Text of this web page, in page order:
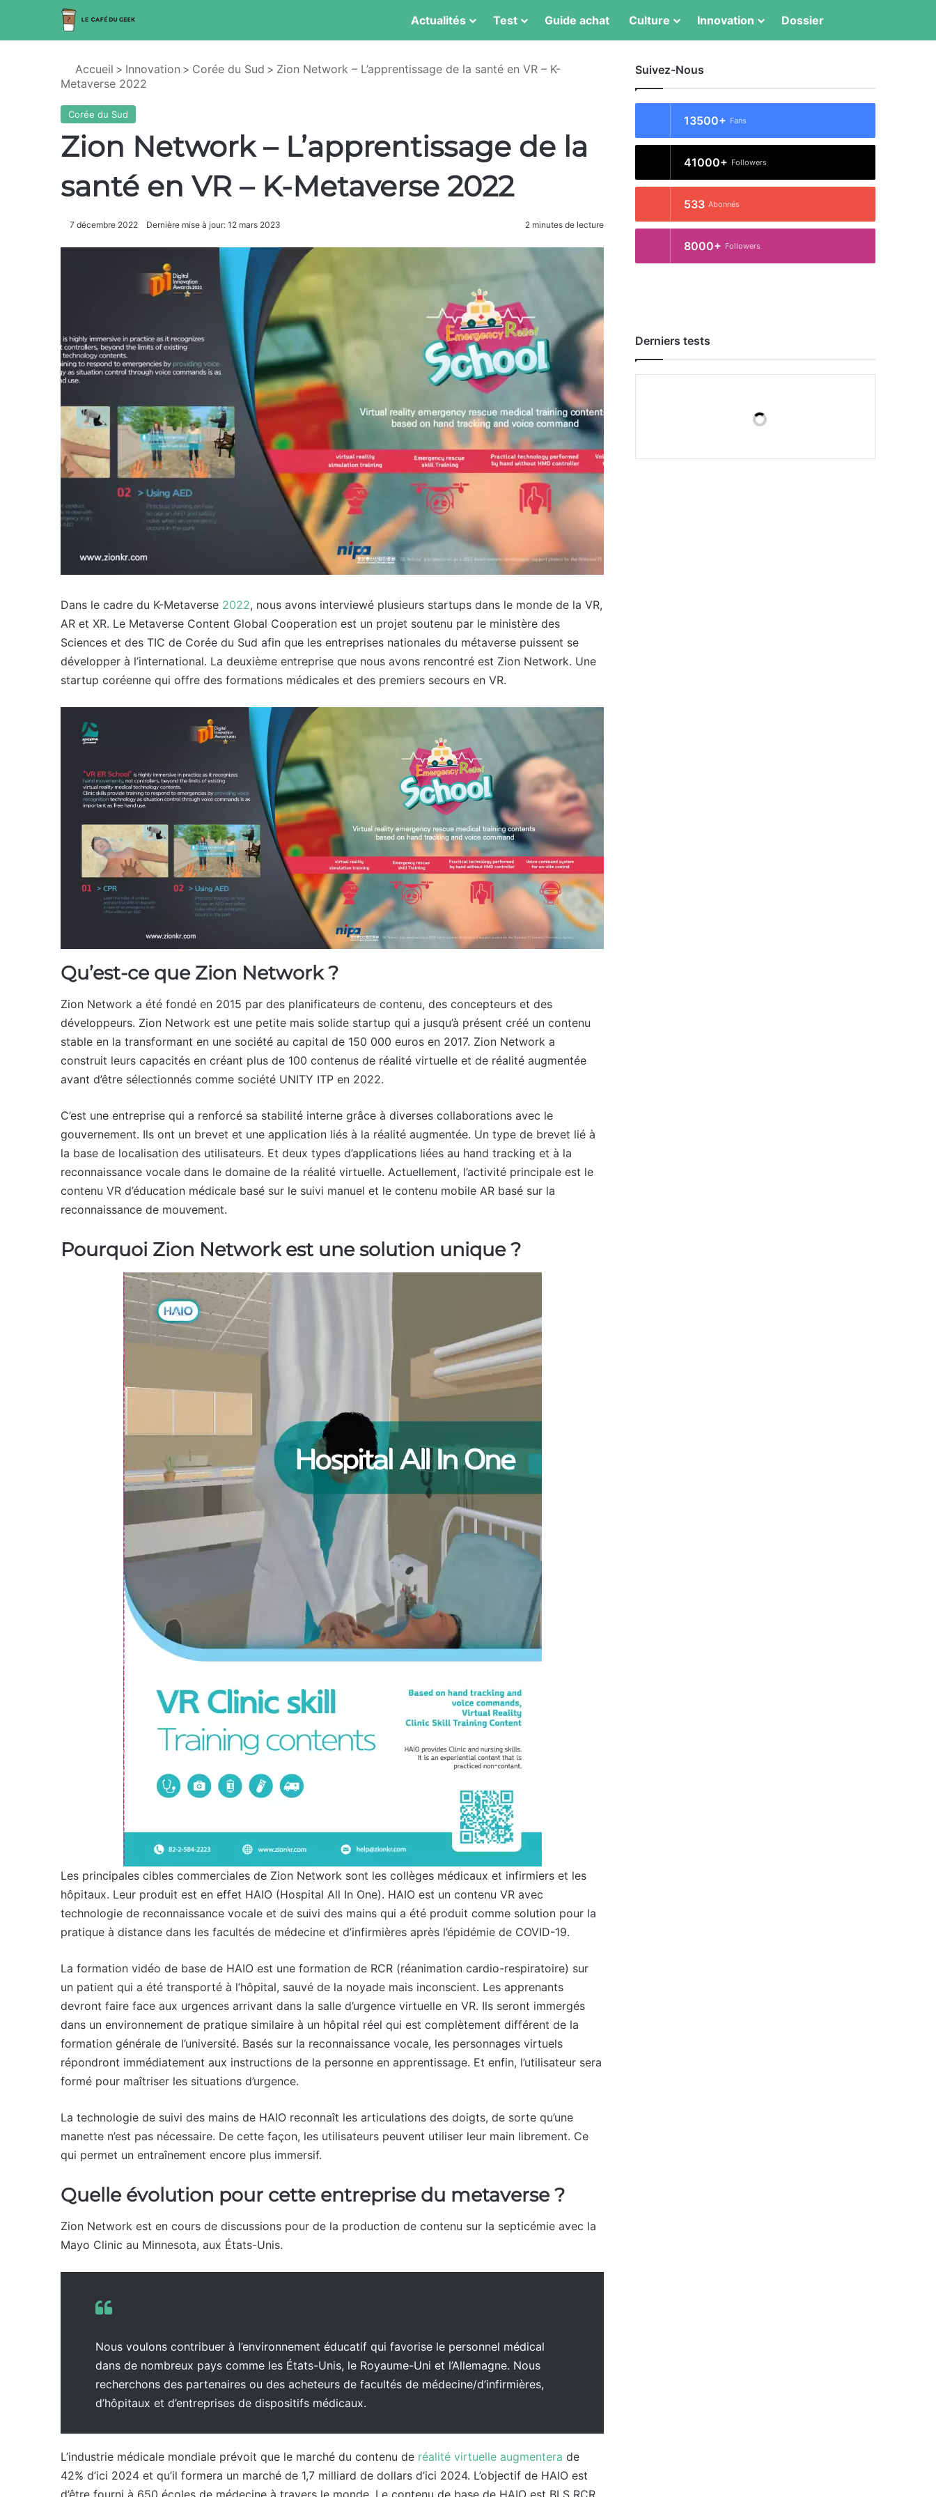
Actualités Test Guide achat Culture Innovation Dossier
Accueil > Innovation > Corée du Sud > Zion Network – L’apprentissage de la santé en VR – K-
Metaverse 2022
Corée du Sud
Zion Network – L’apprentissage de la
santé en VR – K-Metaverse 2022
7 décembre 2022 Dernière mise à jour: 12 mars 2023 2 minutes de lecture
Dans le cadre du K-Metaverse 2022, nous avons interviewé plusieurs startups dans le monde de la VR,
AR et XR. Le Metaverse Content Global Cooperation est un projet soutenu par le ministère des
Sciences et des TIC de Corée du Sud afin que les entreprises nationales du métaverse puissent se
développer à l’international. La deuxième entreprise que nous avons rencontré est Zion Network. Une
startup coréenne qui offre des formations médicales et des premiers secours en VR.
Qu’est-ce que Zion Network ?
Zion Network a été fondé en 2015 par des planificateurs de contenu, des concepteurs et des
développeurs. Zion Network est une petite mais solide startup qui a jusqu’à présent créé un contenu
stable en la transformant en une société au capital de 150 000 euros en 2017. Zion Network a
construit leurs capacités en créant plus de 100 contenus de réalité virtuelle et de réalité augmentée
avant d’être sélectionnés comme société UNITY ITP en 2022.
C’est une entreprise qui a renforcé sa stabilité interne grâce à diverses collaborations avec le
gouvernement. Ils ont un brevet et une application liés à la réalité augmentée. Un type de brevet lié à
la base de localisation des utilisateurs. Et deux types d’applications liées au hand tracking et à la
reconnaissance vocale dans le domaine de la réalité virtuelle. Actuellement, l’activité principale est le
contenu VR d’éducation médicale basé sur le suivi manuel et le contenu mobile AR basé sur la
reconnaissance de mouvement.
Pourquoi Zion Network est une solution unique ?
Les principales cibles commerciales de Zion Network sont les collèges médicaux et infirmiers et les
hôpitaux. Leur produit est en effet HAIO (Hospital All In One). HAIO est un contenu VR avec
technologie de reconnaissance vocale et de suivi des mains qui a été produit comme solution pour la
pratique à distance dans les facultés de médecine et d’infirmières après l’épidémie de COVID-19.
La formation vidéo de base de HAIO est une formation de RCR (réanimation cardio-respiratoire) sur
un patient qui a été transporté à l’hôpital, sauvé de la noyade mais inconscient. Les apprenants
devront faire face aux urgences arrivant dans la salle d’urgence virtuelle en VR. Ils seront immergés
dans un environnement de pratique similaire à un hôpital réel qui est complètement différent de la
formation générale de l’université. Basés sur la reconnaissance vocale, les personnages virtuels
répondront immédiatement aux instructions de la personne en apprentissage. Et enfin, l’utilisateur sera
formé pour maîtriser les situations d’urgence.
La technologie de suivi des mains de HAIO reconnaît les articulations des doigts, de sorte qu’une
manette n’est pas nécessaire. De cette façon, les utilisateurs peuvent utiliser leur main librement. Ce
qui permet un entraînement encore plus immersif.
Quelle évolution pour cette entreprise du metaverse ?
Zion Network est en cours de discussions pour de la production de contenu sur la septicémie avec la
Mayo Clinic au Minnesota, aux États-Unis.
Nous voulons contribuer à l’environnement éducatif qui favorise le personnel médical
dans de nombreux pays comme les États-Unis, le Royaume-Uni et l’Allemagne. Nous
recherchons des partenaires ou des acheteurs de facultés de médecine/d’infirmières,
d’hôpitaux et d’entreprises de dispositifs médicaux.
L’industrie médicale mondiale prévoit que le marché du contenu de réalité virtuelle augmentera de
42% d’ici 2024 et qu’il formera un marché de 1,7 milliard de dollars d’ici 2024. L’objectif de HAIO est
Suivez-Nous
13500+ Fans
41000+ Followers
533 Abonnés
8000+ Followers
Derniers tests